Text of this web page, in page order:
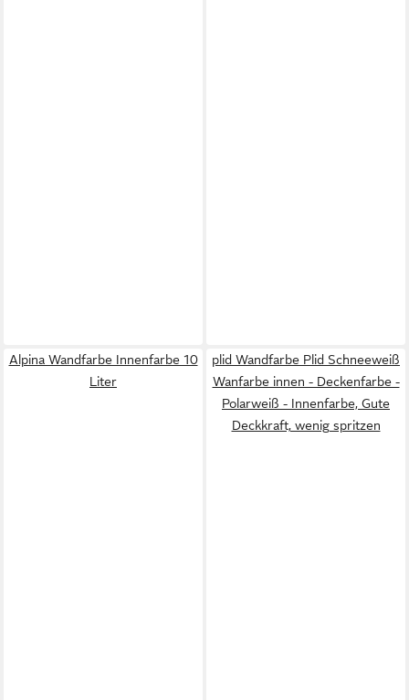
Alpina Wandfarbe Innenfarbe 10
Liter
plid Wandfarbe Plid Schneeweiß
Wanfarbe innen - Deckenfarbe -
Polarweiß - Innenfarbe, Gute
Deckkraft, wenig spritzen